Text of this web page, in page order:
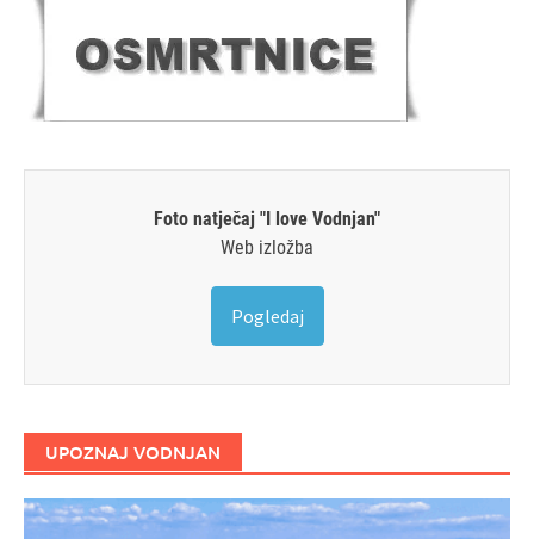
Foto natječaj "I love Vodnjan"
Web izložba
Pogledaj
UPOZNAJ VODNJAN